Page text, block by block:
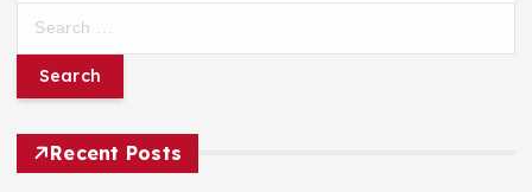
r
f
Recent Posts